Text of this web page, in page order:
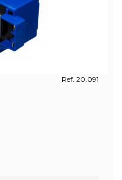
Ref. 20.091